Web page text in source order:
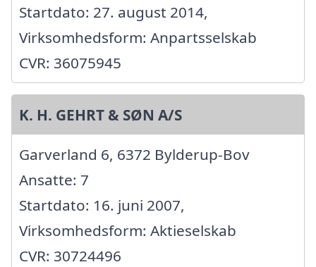
Startdato: 27. august 2014,
Virksomhedsform: Anpartsselskab
CVR: 36075945
K. H. GEHRT & SØN A/S
Garverland 6, 6372 Bylderup-Bov
Ansatte: 7
Startdato: 16. juni 2007,
Virksomhedsform: Aktieselskab
CVR: 30724496